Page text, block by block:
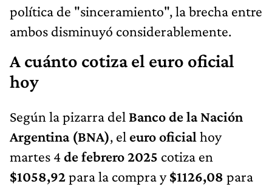
política de "sinceramiento", la brecha entre
ambos disminuyó considerablemente.
A cuánto cotiza el euro oficial
hoy
Según la pizarra del Banco de la Nación
Argentina (BNA), el euro oficial hoy
martes 4de febrero 2025 cotiza en
$1058,92para la compra y$1126,08 para